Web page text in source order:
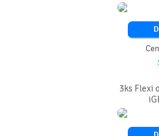
3ks Flexi